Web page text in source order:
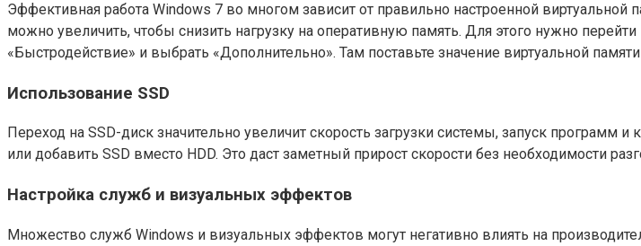
Эффективная работа Windows 7 во многом зависит от правильно настроенной
можно увеличить, чтобы снизить нагрузку на оперативную память. Для этого нужно
«Быстродействие» и выбрать «Дополнительно». Там поставьте значение виртуальной
Использование SSD
Переход на SSD-диск значительно увеличит скорость загрузки системы, запуск
или добавить SSD вместо HDD. Это даст заметный прирост скорости без необходимости
Настройка служб и визуальных эффектов
Множество служб Windows и визуальных эффектов могут негативно влиять на